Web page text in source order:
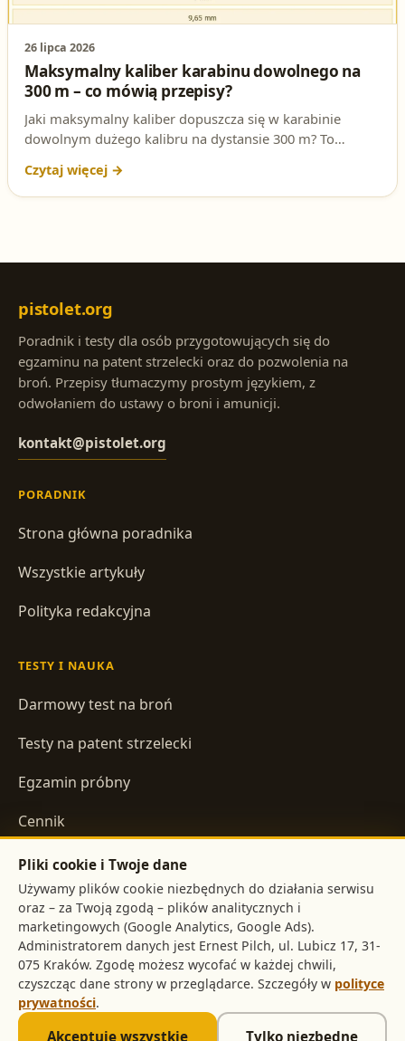
26 lipca 2026
Maksymalny kaliber karabinu dowolnego na
300 m – co mówią przepisy?
Jaki maksymalny kaliber dopuszcza się w karabinie
dowolnym dużego kalibru na dystansie 300 m? To
strzelecki, a znajomość konkretnej wartości i podstawy
przepisów ISSF to gwarancja dobrej odpowiedzi.
pistolet.org
Poradnik i testy dla osób przygotowujących się do
egzaminu na patent strzelecki oraz do pozwolenia na
broń. Przepisy tłumaczymy prostym językiem, z
odwołaniem do ustawy o broni i amunicji.
kontakt@pistolet.org
PORADNIK
Strona główna poradnika
Wszystkie artykuły
Polityka redakcyjna
TESTY I NAUKA
Darmowy test na broń
Testy na patent strzelecki
Egzamin próbny
Cennik
INFORMACJE
Regulamin
Polityka prywatności
©
. Treści mają charakter informacyjny i nie
Pliki cookie i Twoje dane
Używamy plików cookie niezbędnych do działania serwisu
oraz – za Twoją zgodą – plików analitycznych i
marketingowych (Google Analytics, Google Ads).
Administratorem danych jest
,
. Zgodę możesz wycofać w każdej chwili,
czyszcząc dane strony w przeglądarce. Szczegóły w polityce
prywatności.
Akceptuję wszystkie Tylko niezbędne